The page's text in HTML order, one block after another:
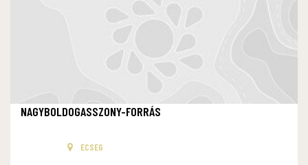
NAGYBOLDOGASSZONY-FORRÁS
ECSEG